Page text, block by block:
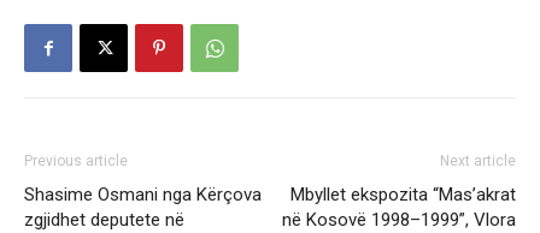
Previous article
Shasime Osmani nga Kërçova
zgjidhet deputete në
Next article
Mbyllet ekspozita “Mas’akrat
në Kosovë 1998–1999”, Vlora